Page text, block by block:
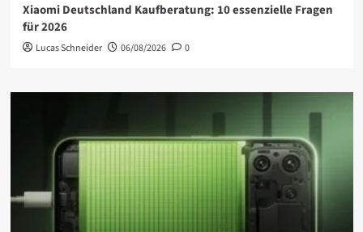
Xiaomi Deutschland Kaufberatung: 10 essenzielle Fragen
für 2026
Lucas Schneider 06/08/2026 0